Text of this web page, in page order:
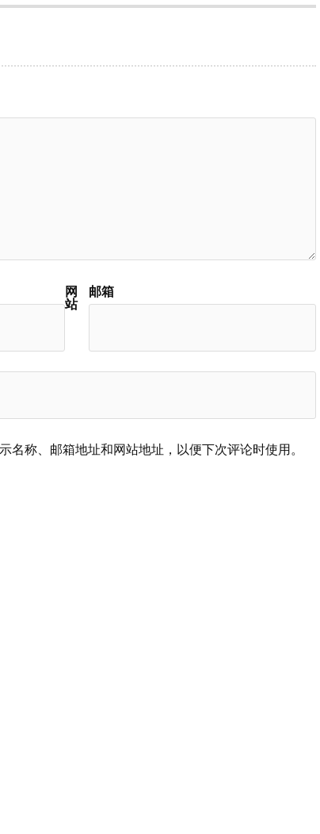
邮箱
网
站
名称、邮箱地址和网站地址，以便下次评论时使用。